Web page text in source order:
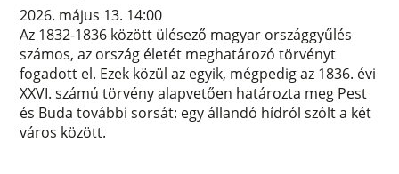
2026. május 13. 14:00
Az 1832-1836 között ülésező magyar országgyűlés
számos, az ország életét meghatározó törvényt
fogadott el. Ezek közül az egyik, mégpedig az 1836. évi
XXVI. számú törvény alapvetően határozta meg Pest
és Buda további sorsát: egy állandó hídról szólt a két
város között.